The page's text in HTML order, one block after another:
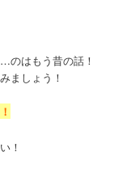
のはもう昔の話！
ましょう！
！